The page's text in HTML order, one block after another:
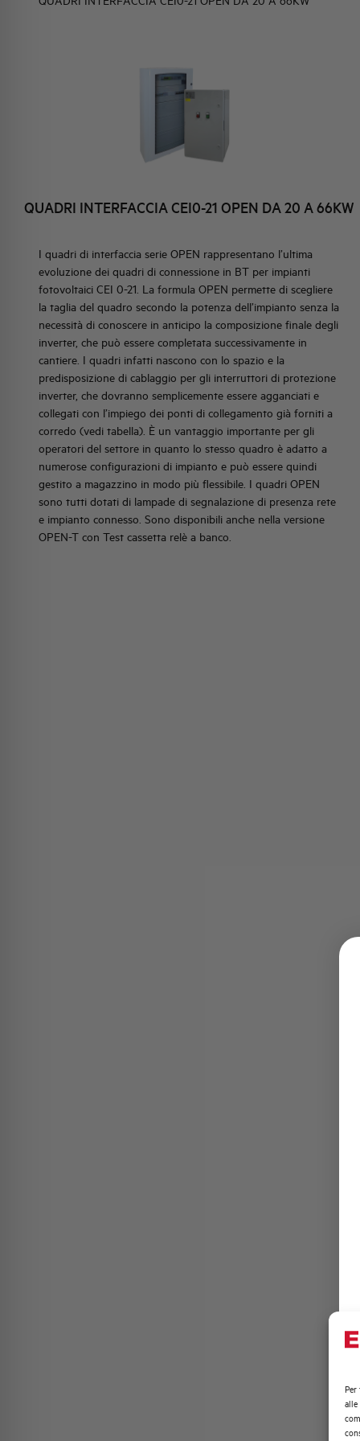
Per
alle
40 A 100KW
CEI0-21
A 125KW
CEI0-21
DA 80 A 125KW
CEI0-21
DA 50 A
QUADRI INTERFACCIA CEI0-21 OPEN DA 20 A 66KW
I quadri di interfaccia serie OPEN rappresentano l’ultima
evoluzione dei quadri di connessione in BT per impianti
fotovoltaici CEI 0-21. La formula OPEN permette di scegliere
la taglia del quadro secondo la potenza dell’impianto senza la
necessità di conoscere in anticipo la composizione finale degli
inverter, che può essere completata successivamente in
cantiere. I quadri infatti nascono con lo spazio e la
predisposizione di cablaggio per gli interruttori di protezione
inverter, che dovranno semplicemente essere agganciati e
collegati con l’impiego dei ponti di collegamento già forniti a
corredo (vedi tabella). È un vantaggio importante per gli
operatori del settore in quanto lo stesso quadro è adatto a
numerose configurazioni di impianto e può essere quindi
gestito a magazzino in modo più flessibile. I quadri OPEN
sono tutti dotati di lampade di segnalazione di presenza rete
e impianto connesso. Sono disponibili anche nella versione
OPEN-T con Test cassetta relè a banco.
ELEMENTO
IDENTITÀ AZIENDALE
IMPEGNO SOCIALE
EVENTI